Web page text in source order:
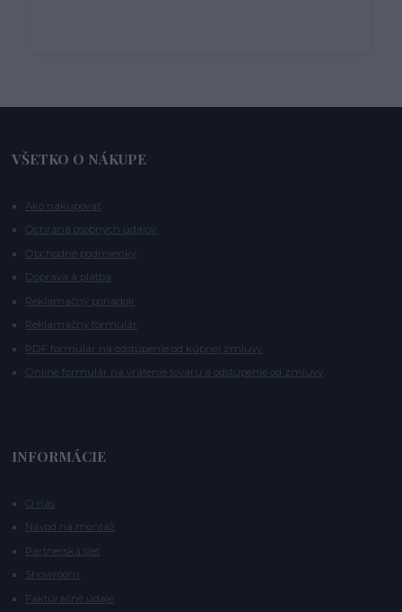
VŠETKO O NÁKUPE
Ako nakupovať
Ochrana osobných údajov
Obchodné podmienky
Doprava a platba
Reklamačný poriadok
Reklamačný formulár
PDF formulár na odstúpenie od kúpnej zmluvy
Online formulár na vrátenie tovaru a odstúpenie od zmluvy
INFORMÁCIE
O nás
Návod na montáž
Partnerská sieť
Showroom
Faktúračné údaje